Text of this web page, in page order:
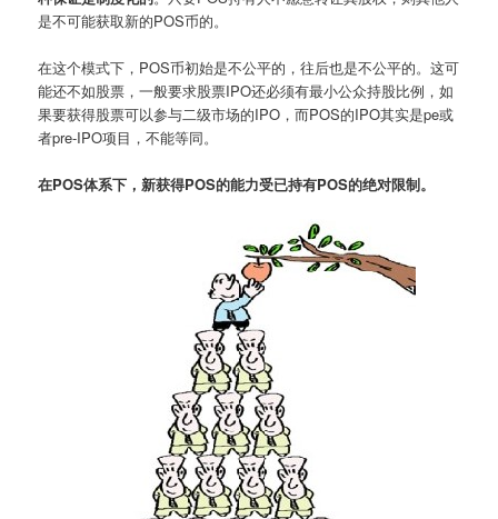
是不可能获取新的POS币的。
在这个模式下，POS币初始是不公平的，往后也是不公平的。这可
能还不如股票，一般要求股票IPO还必须有最小公众持股比例，如
果要获得股票可以参与二级市场的IPO，而POS的IPO其实是pe或
者pre-IPO项目，不能等同。
在POS体系下，新获得POS的能力受已持有POS的绝对限制。